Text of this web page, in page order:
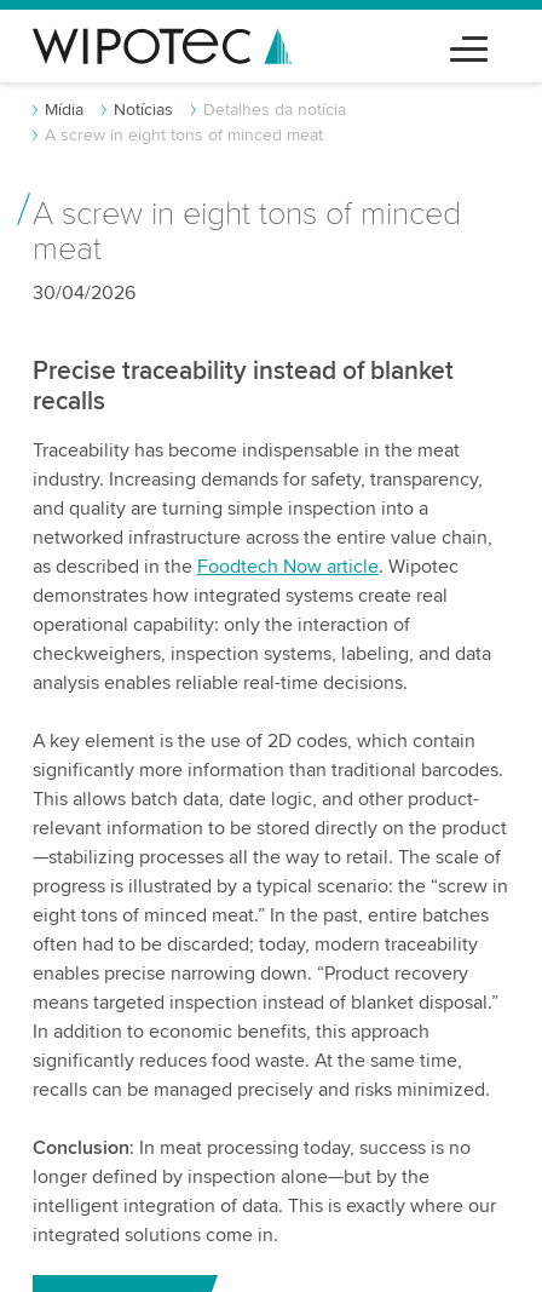
Mídia Notícias
Detalhes da notícia
A screw in eight tons of minced meat
A screw in eight tons of minced
meat
30/04/2026
Precise traceability instead of blanket
recalls
Traceability has become indispensable in the meat
industry. Increasing demands for safety, transparency,
and quality are turning simple inspection into a
networked infrastructure across the entire value chain,
as described in the Foodtech Now article. Wipotec
demonstrates how integrated systems create real
operational capability: only the interaction of
checkweighers, inspection systems, labeling, and data
analysis enables reliable real-time decisions.
A key element is the use of 2D codes, which contain
significantly more information than traditional barcodes.
This allows batch data, date logic, and other product-
relevant information to be stored directly on the product
—stabilizing processes all the way to retail. The scale of
progress is illustrated by a typical scenario: the “screw in
eight tons of minced meat.” In the past, entire batches
often had to be discarded; today, modern traceability
enables precise narrowing down. “Product recovery
means targeted inspection instead of blanket disposal.”
In addition to economic benefits, this approach
significantly reduces food waste. At the same time,
recalls can be managed precisely and risks minimized.
Conclusion: In meat processing today, success is no
longer defined by inspection alone—but by the
intelligent integration of data. This is exactly where our
integrated solutions come in.